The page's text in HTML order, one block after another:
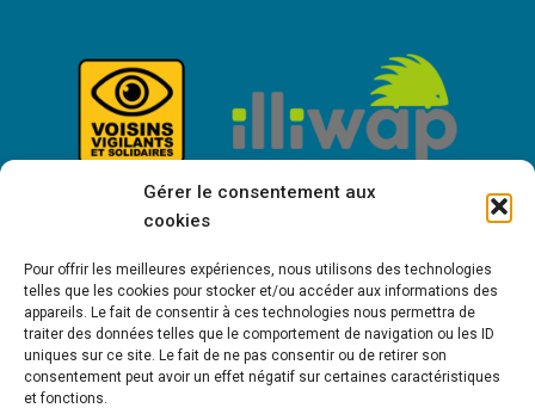
Gérer le consentement aux
cookies
Pour offrir les meilleures expériences, nous utilisons des technologies
telles que les cookies pour stocker et/ou accéder aux informations des
appareils. Le fait de consentir à ces technologies nous permettra de
traiter des données telles que le comportement de navigation ou les ID
uniques sur ce site. Le fait de ne pas consentir ou de retirer son
consentement peut avoir un effet négatif sur certaines caractéristiques
et fonctions.Bienvenue à Saint-Victor de Cessieu !